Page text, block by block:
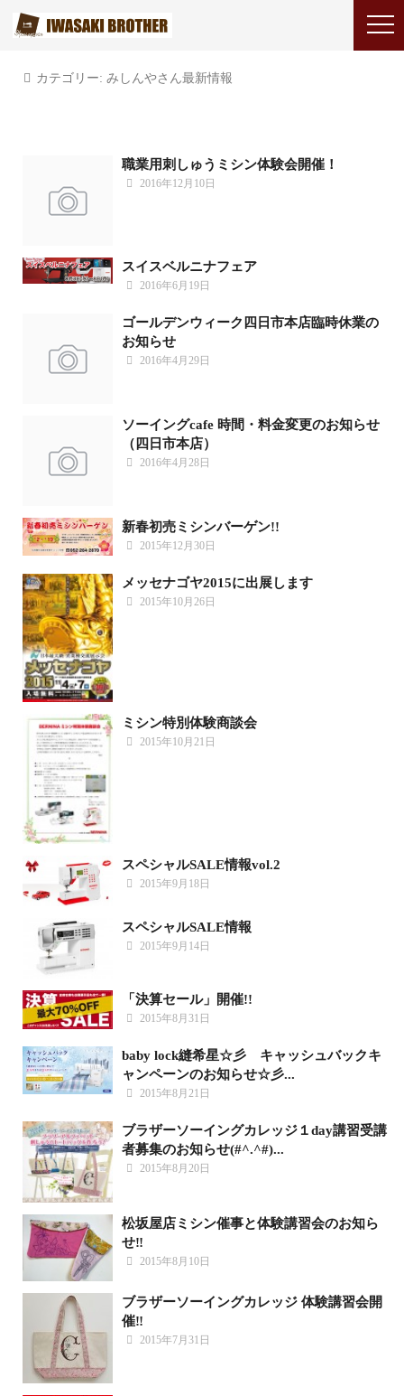
カテゴリー: みしんやさん最新情報
職業用刺しゅうミシン体験会開催！
2016年12月10日
スイスベルニナフェア
2016年6月19日
ゴールデンウィーク四日市本店臨時休業の
お知らせ
2016年4月29日
ソーイングcafe 時間・料金変更のお知らせ
（四日市本店）
2016年4月28日
新春初売ミシンバーゲン!!
2015年12月30日
メッセナゴヤ2015に出展します
2015年10月26日
ミシン特別体験商談会
2015年10月21日
スペシャルSALE情報vol.2
2015年9月18日
スペシャルSALE情報
2015年9月14日
「決算セール」開催!!
2015年8月31日
baby lock縫希星☆彡 キャッシュバックキ
ャンペーンのお知らせ☆彡...
2015年8月21日
ブラザーソーイングカレッジ１day講習受講
者募集のお知らせ(#^.^#)...
2015年8月20日
松坂屋店ミシン催事と体験講習会のお知ら
せ‼️
2015年8月10日
ブラザーソーイングカレッジ 体験講習会開
催‼️
2015年7月31日